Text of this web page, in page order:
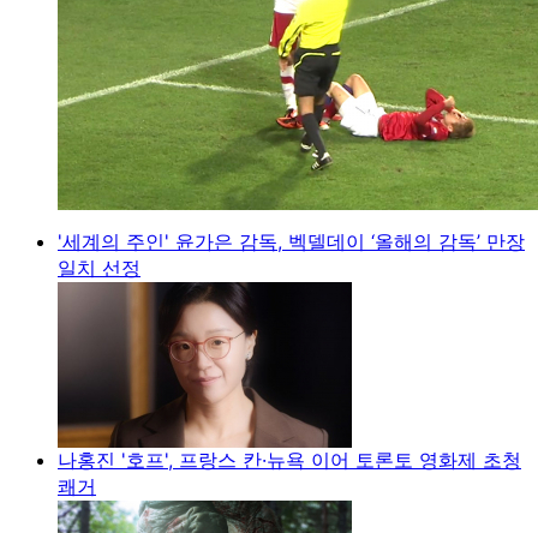
'세계의 주인' 윤가은 감독, 벡델데이 ‘올해의 감독’ 만장
일치 선정
나홍진 '호프', 프랑스 칸·뉴욕 이어 토론토 영화제 초청
쾌거